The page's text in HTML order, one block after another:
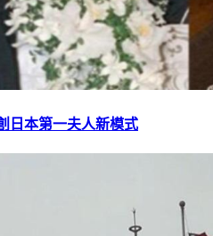
本第一夫人新模式